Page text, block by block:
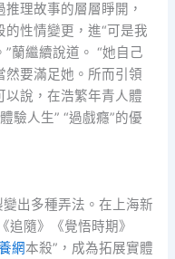
理故事的層層睜開，
性情變更，進“可是我
蘭繼續說道。 “她自己
然要滿足她。所而引領
以說，在浩繁年青人體
驗人生” “過戲癮”的優
出多種弄法。在上海新
《追隨》《覺悟時期》
網本殺”，成為拓展實體